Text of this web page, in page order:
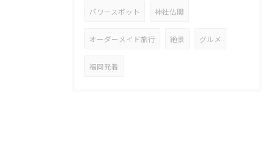
パワースポット 神社仏閣
オーダーメイド旅行 絶景 グルメ
福岡発着